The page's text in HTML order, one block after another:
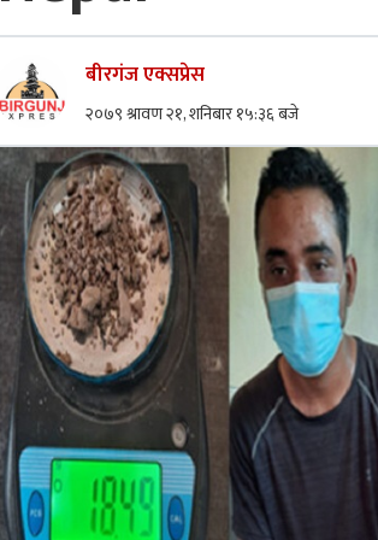
बीरगंज एक्सप्रेस
२०७९ श्रावण २१, शनिबार १५:३६ बजे